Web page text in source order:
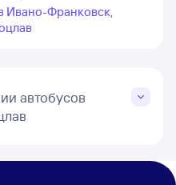
Ивано-Франковск,
автобусов